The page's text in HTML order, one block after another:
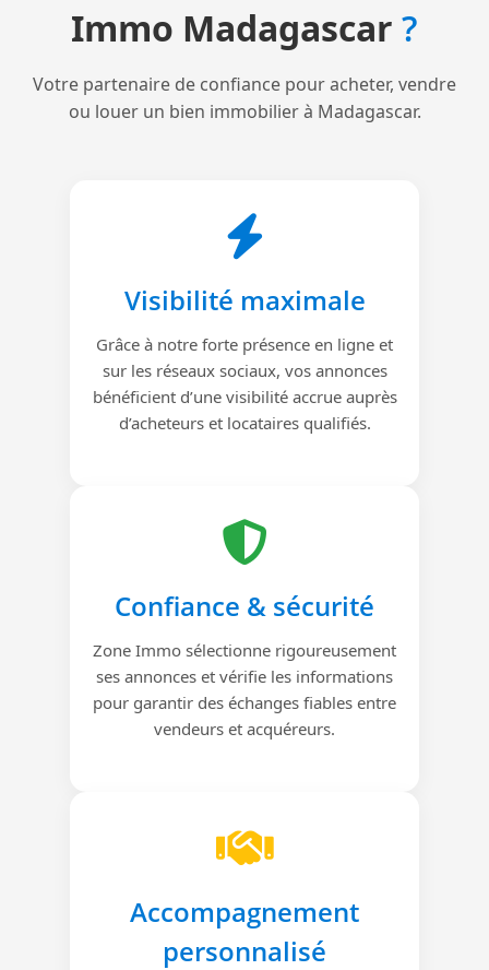
Immo Madagascar ?
Votre partenaire de confiance pour acheter, vendre
ou louer un bien immobilier à Madagascar.
Visibilité maximale
Grâce à notre forte présence en ligne et
sur les réseaux sociaux, vos annonces
bénéficient d’une visibilité accrue auprès
d’acheteurs et locataires qualifiés.
Confiance & sécurité
Zone Immo sélectionne rigoureusement
ses annonces et vérifie les informations
pour garantir des échanges fiables entre
vendeurs et acquéreurs.
Accompagnement
personnalisé